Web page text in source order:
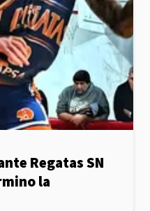
Regatas SN
la